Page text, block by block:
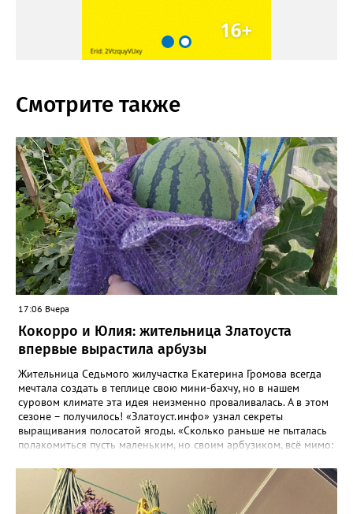
Смотрите также
17:06 Вчера
Кокорро и Юлия: жительница Златоуста
впервые вырастила арбузы
Жительница Седьмого жилучастка Екатерина Громова всегда
мечтала создать в теплице свою мини-бахчу, но в нашем
суровом климате эта идея неизменно проваливалась. А в этом
сезоне – получилось! «Златоуст.инфо» узнал секреты
выращивания полосатой ягоды. «Сколько раньше не пыталась
полакомиться пусть маленьким, но своим арбузиком, всё мимо:
«Златоуст.инфо» садовод. – В этом году посадила сорт так
называемых северных арбузов – «Юлия», а также «Коккоро»
(он жёлтый и, говорят, очень сладкий). Вот уже первый на пару